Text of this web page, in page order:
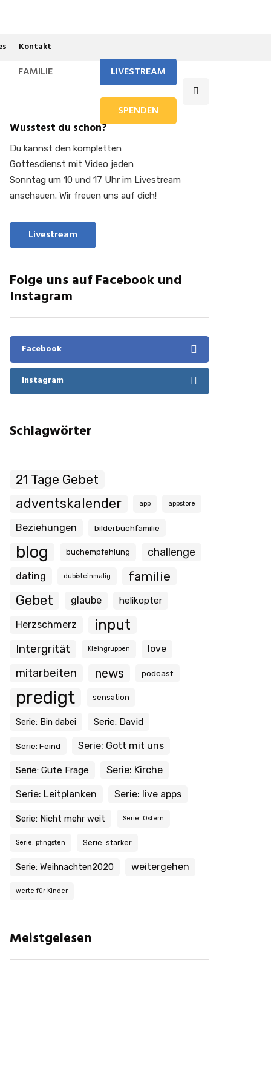
Kontakt
FAMILIE LIVESTREAM
SPENDEN
Wusstest du schon?
Du kannst den kompletten
Gottesdienst mit Video jeden
Sonntag um 10 und 17 Uhr im Livestream
anschauen. Wir freuen uns auf dich!
Livestream
Folge uns auf Facebook und
Instagram
Facebook
Instagram
Schlagwörter
21 Tage Gebet
adventskalender
app appstore
Beziehungen bilderbuchfamilie
blog buchempfehlung challenge
dating dubisteinmalig familie
Gebet glaube helikopter
Herzschmerz input
Intergrität Kleingruppen love
mitarbeiten news podcast
predigt sensation
Serie: Bin dabei Serie: David
Serie: Feind Serie: Gott mit uns
Serie: Gute Frage Serie: Kirche
Serie: Leitplanken Serie: live apps
Serie: Nicht mehr weit Serie: Ostern
Serie: pfingsten Serie: stärker
Serie: Weihnachten2020 weitergehen
werte für Kinder
Meistgelesen